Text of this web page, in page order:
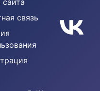
сайта
связь